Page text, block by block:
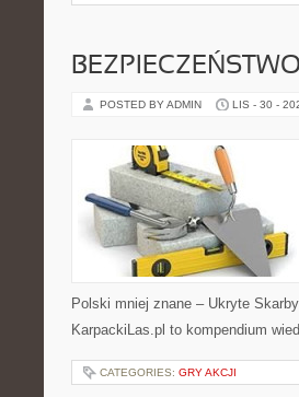
POSTED BY ADMIN LIS - 30 -
Polski mniej znane – Ukryte
KarpackiLas.pl to kompendium
CATEGORIES: GRY AKCJI